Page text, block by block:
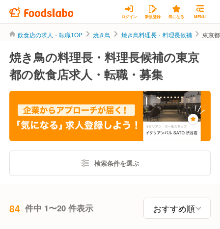
ログイン 新規登録 気になる MENU
飲食店の求人・転職TOP 焼き鳥 焼き鳥料理長・料理長候補 東京
焼き鳥の料理長・料理長候補の東京
都の飲食店求人・転職・募集
検索条件を選ぶ
84 件中 1〜20 件表示